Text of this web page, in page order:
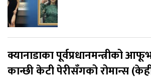
क्यानाडाका पूर्वप्रधानमन्त्रीको
कान्छी केटी पेरीसँगको रोमान्स